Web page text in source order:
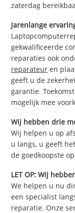
zaterdag
Jarenlange
gekwalificeerde
reparaties ook
reparateur en
geeft u de
garantie.
mogelijk mee
Wij hebben drie
Wij helpen u op
u langs, u geeft
de goedkoopste
LET OP: Wij
We helpen u nu
een specialist
reparatie. Onze